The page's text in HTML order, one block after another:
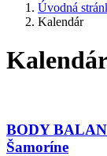
Úvodná
Kalendár
BODY
Šamoríne